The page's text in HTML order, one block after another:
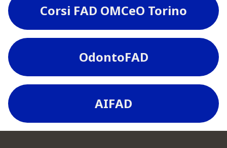
Corsi FAD OMCeO Torino
OdontoFAD
AIFAD